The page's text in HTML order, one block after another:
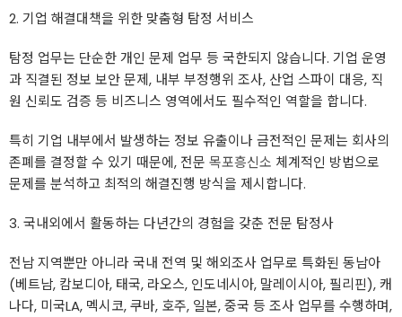
2. 기업 해결대책을 위한 맞춤형 탐정 서비스
탐정 업무는 단순한 개인 문제 업무 등 국한되지 않습니다. 기업 운영
과 직결된 정보 보안 문제, 내부 부정행위 조사, 산업 스파이 대응, 직
원 신뢰도 검증 등 비즈니스 영역에서도 필수적인 역할을 합니다.
특히 기업 내부에서 발생하는 정보 유출이나 금전적인 문제는 회사의
존폐를 결정할 수 있기 때문에, 전문 목포흥신소 체계적인 방법으로
문제를 분석하고 최적의 해결진행 방식을 제시합니다.
3. 국내외에서 활동하는 다년간의 경험을 갖춘 전문 탐정사
전남 지역뿐만 아니라 국내 전역 및 해외조사 업무로 특화된 동남아
(베트남, 캄보디아, 태국, 라오스, 인도네시아, 말레이시아, 필리핀), 캐
나다, 미국LA, 멕시코, 쿠바, 호주, 일본, 중국 등 조사 업무를 수행하며,